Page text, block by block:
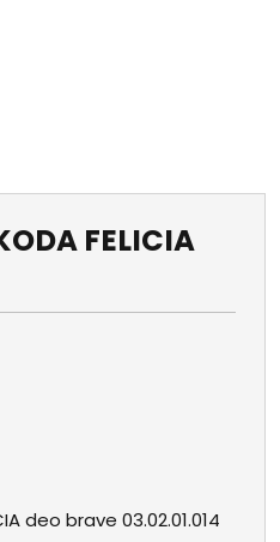
FELICIA
deo brave 03.02.01.014